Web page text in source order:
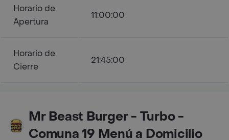
Horario de
Apertura
11:00:00
Horario de
Cierre
21:45:00
Mr Beast Burger - Turbo -
Comuna 19 Menú a Domicilio